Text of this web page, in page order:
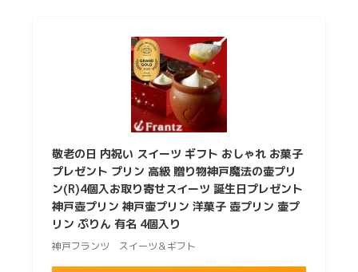
敬老の日 内祝い スイーツ ギフト おしゃれ お菓子
プレゼント プリン 高級 贈り物神戸魔法の壷プリ
ン(R)4個入お取り寄せスイーツ 誕生日プレゼント
神戸壺プリン 神戸壷プリン 洋菓子 壺プリン 壷プ
リン ぷりん 有名 4個入り
神戸フランツ スイーツ＆ギフト